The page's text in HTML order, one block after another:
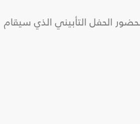
الحفل التأبيني الذي سيقام